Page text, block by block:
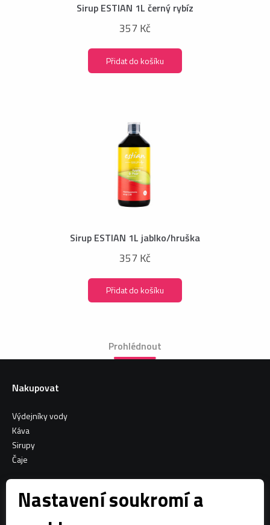
Nastavení soukromí a
Sirup ESTIAN 1L černý rybíz
357 Kč
Přidat do košíku
Sirup ESTIAN 1L jablko/hruška
357 Kč
Přidat do košíku
Prohlédnout
Nakupovat
Výdejníky vody
Káva
Sirupy
Čaje